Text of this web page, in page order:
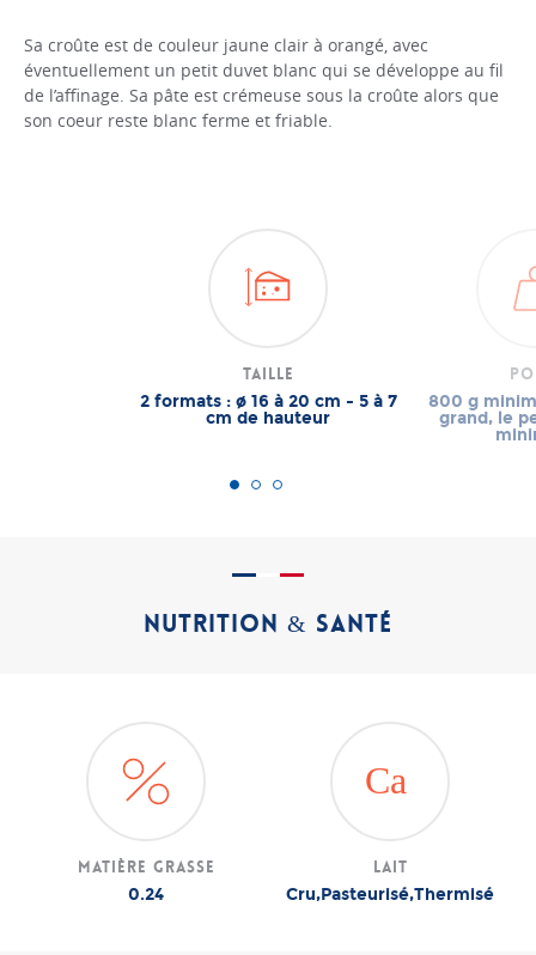
Sa croûte est de couleur jaune clair à orangé, avec
éventuellement un petit duvet blanc qui se développe au fil
de l’affinage. Sa pâte est crémeuse sous la croûte alors que
son coeur reste blanc ferme et friable.
Taille
2 formats : ø 16 à 20 cm - 5 à 7
cm de hauteur
800 g
grand, le
NUTRITION & SANTÉ
Matière grasse
0.24
Lait
Cru,Pasteurisé,Thermisé